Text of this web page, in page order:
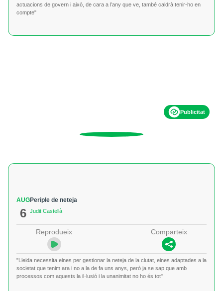
actuacions de govern i això, de cara a l’any que ve, també caldrà tenir-ho en
compte"
Publicitat
AUG
6
Periple de neteja
Judit Castellà
Reprodueix Comparteix
"Lleida necessita eines per gestionar la neteja de la ciutat, eines adaptades a la
societat que tenim ara i no a la de fa uns anys, però ja se sap que amb
processos com aquests la il·lusió i la unanimitat no ho és tot"